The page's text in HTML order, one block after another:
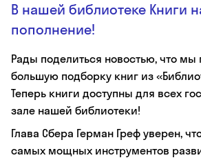
В нашей библиотеке Книги
пополнение!
Рады поделиться новостью, что мы
большую подборку книг из
Теперь книги доступны для всех
зале нашей библиотеки!
Глава Сбера Герман Греф уверен,
самых мощных инструментов